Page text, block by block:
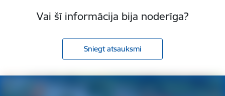
Vai šī informācija bija noderīga?
Sniegt atsauksmi